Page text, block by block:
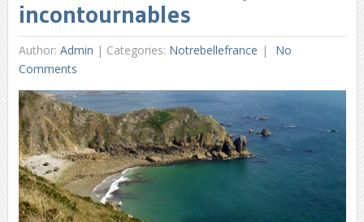
incontournables
Author: Admin | Categories: Notrebellefrance
No
Comments